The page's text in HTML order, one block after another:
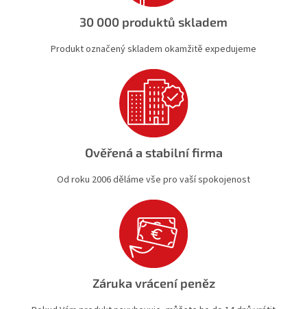
30 000 produktů skladem
Produkt označený skladem okamžitě expedujeme
Ověřená a stabilní firma
Od roku 2006 děláme vše pro vaší spokojenost
Záruka vrácení peněz